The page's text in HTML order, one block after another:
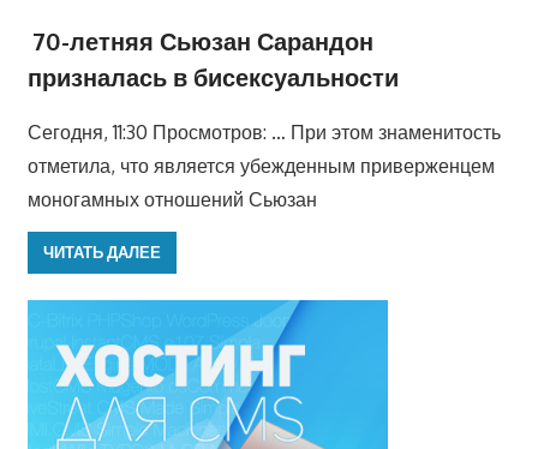
70-летняя Сьюзан Сарандон
призналась в бисексуальности
Сегодня, 11:30 Просмотров: … При этом знаменитость
отметила, что является убежденным приверженцем
моногамных отношений Сьюзан
ЧИТАТЬ ДАЛЕЕ